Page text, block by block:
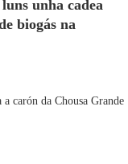
unha cadea
biogás na
carón da Chousa Grande